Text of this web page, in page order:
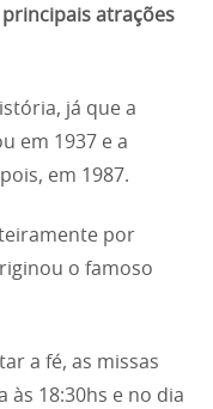
atrações
já que a
em 1937 e a
em 1987.
por
o famoso
a fé, as missas
às 18:30hs e no dia